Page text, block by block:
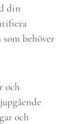
din
som behöver
och
och